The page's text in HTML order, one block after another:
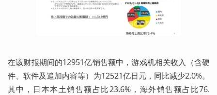
在该财报期间的12951亿销售额中，游戏机相关收入（含硬
件、软件及追加内容等）为12521亿日元，同比减少2.0%。
其中，日本本土销售额占比23.6%，海外销售额占比76.